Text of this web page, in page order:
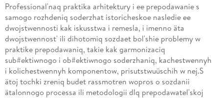
Professional'naq praktika arhitektury i ee prepodawanie s
samogo rozhdeniq soderzhat istoricheskoe nasledie ee
dwojstwennosti kak iskusstwa i remesla, i imenno äta
dwojstwennost' ili dihotomiq sozdaet bol'shie problemy w
praktike prepodawaniq, takie kak garmonizaciq
sub#ektiwnogo i ob#ektiwnogo soderzhaniq, kachestwennyh
i kolichestwennyh komponentow, prisutstwuüschih w nej.S
ätoj tochki zreniq budet rassmotren wopros o sozdanii
ätalonnogo processa ili metodologii dlq prepodawatel'skoj